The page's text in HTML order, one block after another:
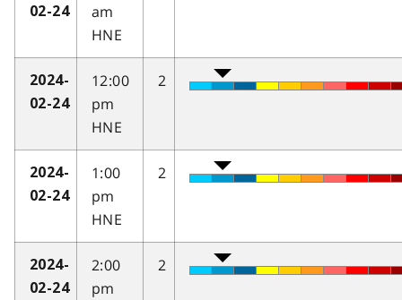
02-24
am
HNE
2024-
02-24
12:00
pm
HNE
2
2024-
02-24
1:00
pm
HNE
2
2024-
02-24
2:00
pm
2